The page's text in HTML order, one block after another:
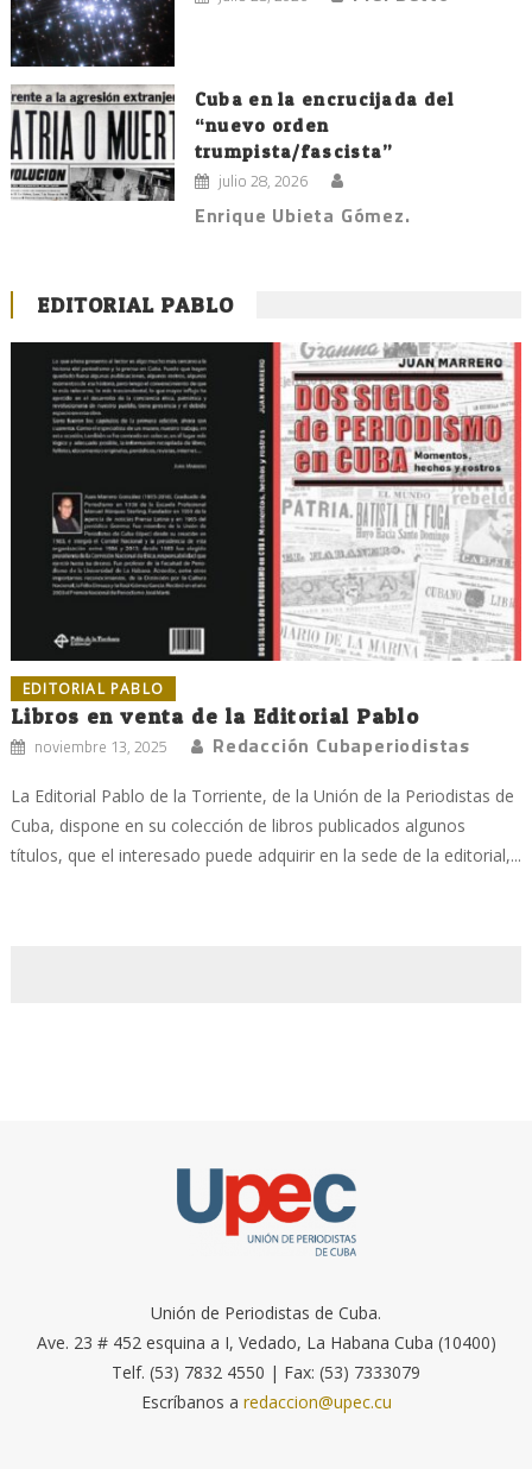
Cuba en la encrucijada del
“nuevo orden
trumpista/fascista”
julio 28, 2026
Enrique Ubieta Gómez.
EDITORIAL PABLO
EDITORIAL PABLO
Libros en venta de la Editorial Pablo
noviembre 13, 2025 Redacción Cubaperiodistas
La Editorial Pablo de la Torriente, de la Unión de la Periodistas de
Cuba, dispone en su colección de libros publicados algunos
títulos, que el interesado puede adquirir en la sede de la editorial,...
Unión de Periodistas de Cuba.
Ave. 23 # 452 esquina a I, Vedado, La Habana Cuba (10400)
Telf. (53) 7832 4550 | Fax: (53) 7333079
Escríbanos a redaccion@upec.cu